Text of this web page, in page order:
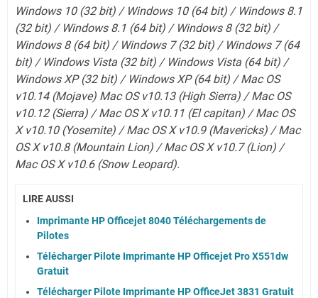
Windows 10 (32 bit) / Windows 10 (64 bit) / Windows 8.1
(32 bit) / Windows 8.1 (64 bit) / Windows 8 (32 bit) /
Windows 8 (64 bit) / Windows 7 (32 bit) / Windows 7 (64
bit) / Windows Vista (32 bit) / Windows Vista (64 bit) /
Windows XP (32 bit) / Windows XP (64 bit) / Mac OS
v10.14 (Mojave) Mac OS v10.13 (High Sierra) / Mac OS
v10.12 (Sierra) / Mac OS X v10.11 (El capitan) / Mac OS
X v10.10 (Yosemite) / Mac OS X v10.9 (Mavericks) / Mac
OS X v10.8 (Mountain Lion) / Mac OS X v10.7 (Lion) /
Mac OS X v10.6 (Snow Leopard).
LIRE AUSSI
Imprimante HP Officejet 8040 Téléchargements de
Pilotes
Télécharger Pilote Imprimante HP Officejet Pro X551dw
Gratuit
Télécharger Pilote Imprimante HP OfficeJet 3831 Gratuit